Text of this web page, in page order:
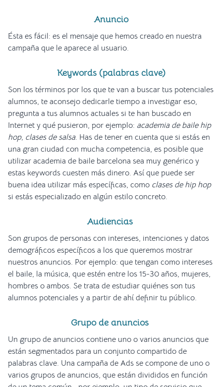
Anuncio
Ésta es fácil: es el mensaje que hemos creado en nuestra
campaña que le aparece al usuario.
Keywords (palabras clave)
Son los términos por los que te van a buscar tus potenciales
alumnos, te aconsejo dedicarle tiempo a investigar eso,
pregunta a tus alumnos actuales si te han buscado en
Internet y qué pusieron, por ejemplo: academia de baile hip
hop, clases de salsa. Has de tener en cuenta que si estás en
una gran ciudad con mucha competencia, es posible que
utilizar academia de baile barcelona sea muy genérico y
estas keywords cuesten más dinero. Así que puede ser
buena idea utilizar más específicas, como clases de hip hop
si estás especializado en algún estilo concreto.
Audiencias
Son grupos de personas con intereses, intenciones y datos
demográficos específicos a los que queremos mostrar
nuestros anuncios. Por ejemplo: que tengan como intereses
el baile, la música, que estén entre los 15-30 años, mujeres,
hombres o ambos. Se trata de estudiar quiénes son tus
alumnos potenciales y a partir de ahí definir tu público.
Grupo de anuncios
Un grupo de anuncios contiene uno o varios anuncios que
están segmentados para un conjunto compartido de
palabras clave. Una campaña de Ads se compone de uno o
varios grupos de anuncios, que están divididos en función